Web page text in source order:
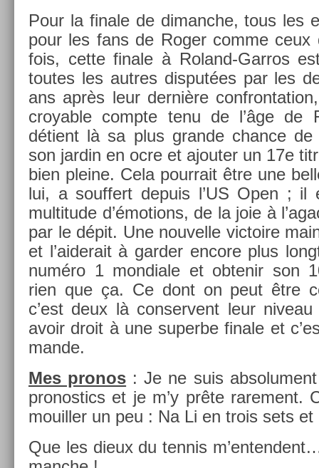
Pour la fin­ale de di­manche, tous les
pour les fans de Roger comme ceux
fois, cette fin­ale à Roland-Garros
toutes les aut­res dis­put­ées par les
ans après leur dernière
croy­able com­pte tenu de l’âge de
détient là sa plus gran­de chan­ce
son jar­din en ocre et ajout­er un 17e
bien pleine. Cela pour­rait être une
lui, a souf­fert de­puis l’US Open ; il
multi­tude d’émo­tions, de la joie à
par le dépit. Une nouvel­le vic­toire
et l’aiderait à gard­er en­core plus
numéro 1 mon­diale et ob­tenir son
rien que ça. Ce dont on peut être
c’est deux là con­ser­vent leur
avoir droit à une super­be fin­ale et
man­de.
Mes pro­nos : Je ne suis
pro­nos­tics et je m’y prête rare­ment.
mouill­er un peu : Na Li en trois sets
Que les dieux du ten­nis